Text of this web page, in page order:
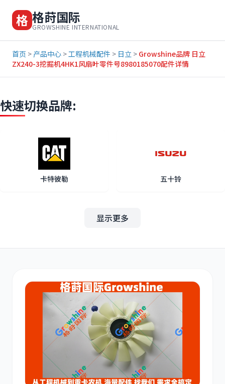
格 格莳国际
GROWSHINE INTERNATIONAL
首页 > 产品中心 >工程机械配件 > 日立 > Growshine品牌 日立
ZX240-3挖掘机4HK1风扇叶零件号8980185070配件详情
快速切换品牌:
卡特彼勒 五十铃
其他 小松
显示更多